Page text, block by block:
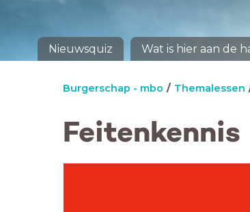
Nieuwsquiz Wat is hier aan de
Burgerschap - mbo Themalessen
Feitenkennis